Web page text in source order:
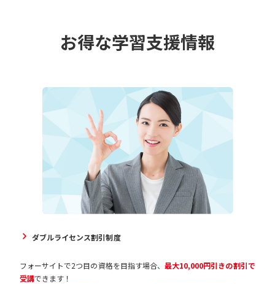
お得な学習支援情報
ダブルライセンス割引制度
フォーサイトで2つ目の資格を目指す場合、 最大10,000円引きの割引で
受講できます！